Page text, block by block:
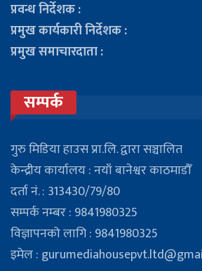
प्रवन्ध निर्देशक :
प्रमुख कार्यकारी निर्देशक :
प्रमुख समाचारदाता :
सम्पर्क
गुरु मिडिया हाउस प्रा.लि. द्वारा सञ्चालित
केन्द्रीय कार्यालय : नयाँ बानेश्वर काठमाडौँ
दर्ता नं. : 313430/79/80
सम्पर्क नम्बर : 9841980325
विज्ञापनको लागि : 9841980325
इमेल :